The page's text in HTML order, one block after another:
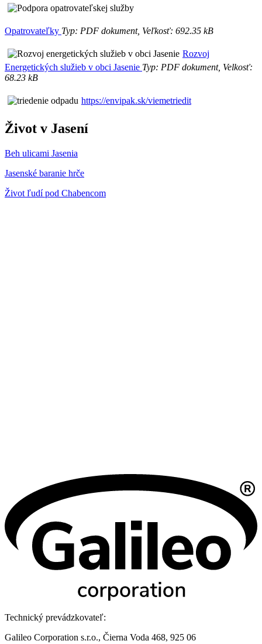
Opatrovateľky Typ: PDF dokument, Veľkosť: 692.35 kB
Rozvoj
Energetických služieb v obci Jasenie Typ: PDF dokument, Velkosť:
68.23 kB
https://envipak.sk/viemetriedit
Život v Jasení
Beh ulicami Jasenia
Jasenské baranie hrče
Život ľudí pod Chabencom
Technický prevádzkovateľ:
Galileo Corporation s.r.o., Čierna Voda 468, 925 06